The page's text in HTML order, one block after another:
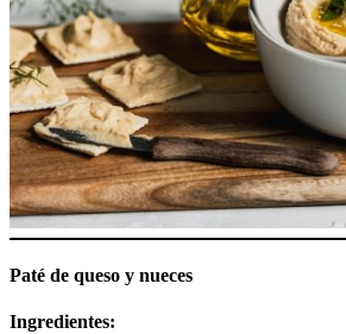
Paté de queso y nueces
Ingredientes: